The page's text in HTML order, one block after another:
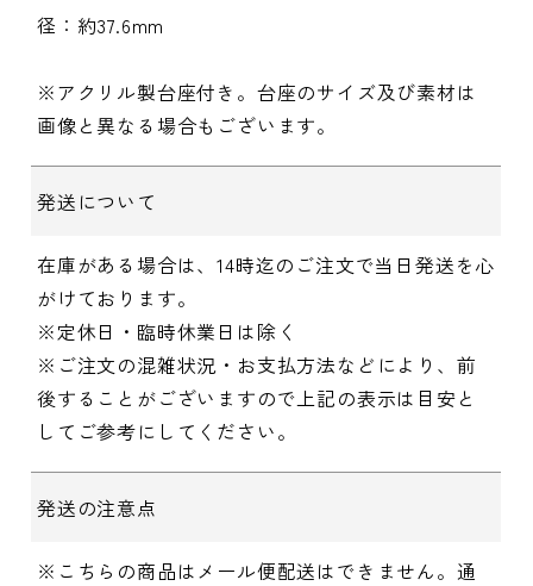
径：約37.6mm
※アクリル製台座付き。台座のサイズ及び素材は
画像と異なる場合もございます。
発送について
在庫がある場合は、14時迄のご注文で当日発送を心
がけております。
※定休日・臨時休業日は除く
※ご注文の混雑状況・お支払方法などにより、前
後することがございますので上記の表示は目安と
してご参考にしてください。
発送の注意点
※こちらの商品はメール便配送はできません。通